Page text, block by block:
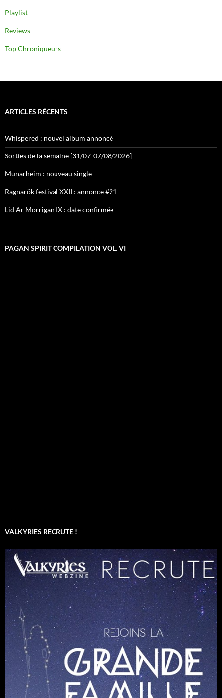
Playlist
Reviews
Top Chroniqueurs
ARTICLES RÉCENTS
Whispered : nouvel album annoncé
Sorties de la semaine [31/07-07/08/2026]
Munarheim : nouveau single
Ragnarök festival XXII : annonce #21
Lid Ar Morrigan IX : date confirmée
PAGAN SPIRIT COMPILATION VOL. VI
VALKYRIES RECRUTE !